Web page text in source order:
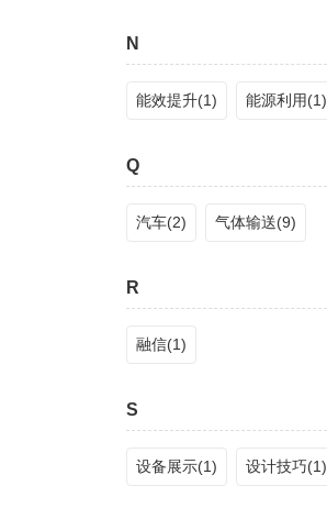
N
能效提升(1) 能源利用(1)
Q
汽车(2) 气体输送(9)
R
融信(1)
S
设备展示(1) 设计技巧(1)